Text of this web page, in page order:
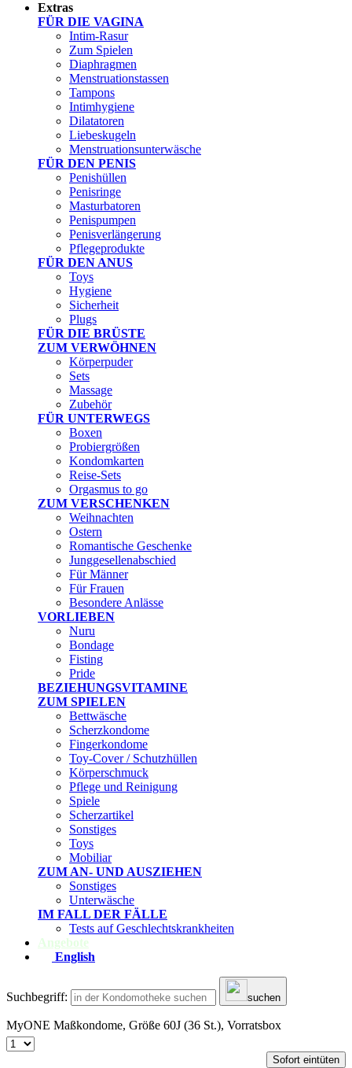
Extras
FÜR DIE VAGINA
Intim-Rasur
Zum Spielen
Diaphragmen
Menstruationstassen
Tampons
Intimhygiene
Dilatatoren
Liebeskugeln
Menstruationsunterwäsche
FÜR DEN PENIS
Penishüllen
Penisringe
Masturbatoren
Penispumpen
Penisverlängerung
Pflegeprodukte
FÜR DEN ANUS
Toys
Hygiene
Sicherheit
Plugs
FÜR DIE BRÜSTE
ZUM VERWÖHNEN
Körperpuder
Sets
Massage
Zubehör
FÜR UNTERWEGS
Boxen
Probiergrößen
Kondomkarten
Reise-Sets
Orgasmus to go
ZUM VERSCHENKEN
Weihnachten
Ostern
Romantische Geschenke
Junggesellenabschied
Für Männer
Für Frauen
Besondere Anlässe
VORLIEBEN
Nuru
Bondage
Fisting
Pride
BEZIEHUNGSVITAMINE
ZUM SPIELEN
Bettwäsche
Scherzkondome
Fingerkondome
Toy-Cover / Schutzhüllen
Körperschmuck
Pflege und Reinigung
Spiele
Scherzartikel
Sonstiges
Toys
Mobiliar
ZUM AN- UND AUSZIEHEN
Sonstiges
Unterwäsche
IM FALL DER FÄLLE
Tests auf Geschlechtskrankheiten
Angebote
English
Suchbegriff: suchen
MyONE Maßkondome, Größe 60J (36 St.), Vorratsbox
Sofort eintüten